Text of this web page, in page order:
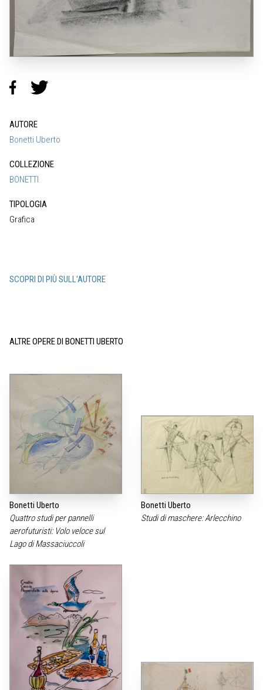
AUTORE
Bonetti Uberto
COLLEZIONE
BONETTI
TIPOLOGIA
Grafica
SCOPRI DI PIÙ SULL'AUTORE
ALTRE OPERE DI BONETTI UBERTO
Bonetti Uberto
Quattro studi per pannelli
aerofuturisti: Volo veloce sul
Lago di Massaciuccoli
Bonetti Uberto
Studi di maschere: Arlecchino